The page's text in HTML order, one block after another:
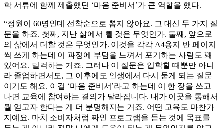
학 서류에 함께 제출했던 ‘마음 준비서’가 큰 역할을 했다.
“정원이 60명인데 선착순으로 뽑지 않아요. 그 대신 두 가지 질
문을 하죠. 첫째, 지난 삶에서 뺄 것은 무엇인가. 둘째, 앞으로
의 삶에서 더할 것은 무엇인가. 이것을 각각 A4용지 반 페이지
씩 쓰게 하는데 이 과정에 부담을 느껴서 포기하는 사람도 꽤
있어요. 덜컥하는 거죠. 그러나 이 질문은 입학할 때뿐만 아니
라 졸업하면서도, 그 이후에도 인생에서 다시 묻게 되는 질문
이기도 해요. 이걸 ‘마음 준비서’라고 하는데 이 한 장을 쓰고
나면 교육에 참여하는 결의가 달라집니다. 내가 이곳을 통해서
뭘 얻고자 한다는 게 더 분명해지는 거죠. 어떤 교육도 마찬가
지예요. 마치 소비자처럼 짜인 프로그램을 듣는 것에 목표를